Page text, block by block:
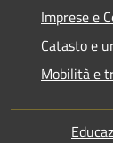
Imprese e
Catasto e
Mobilità e